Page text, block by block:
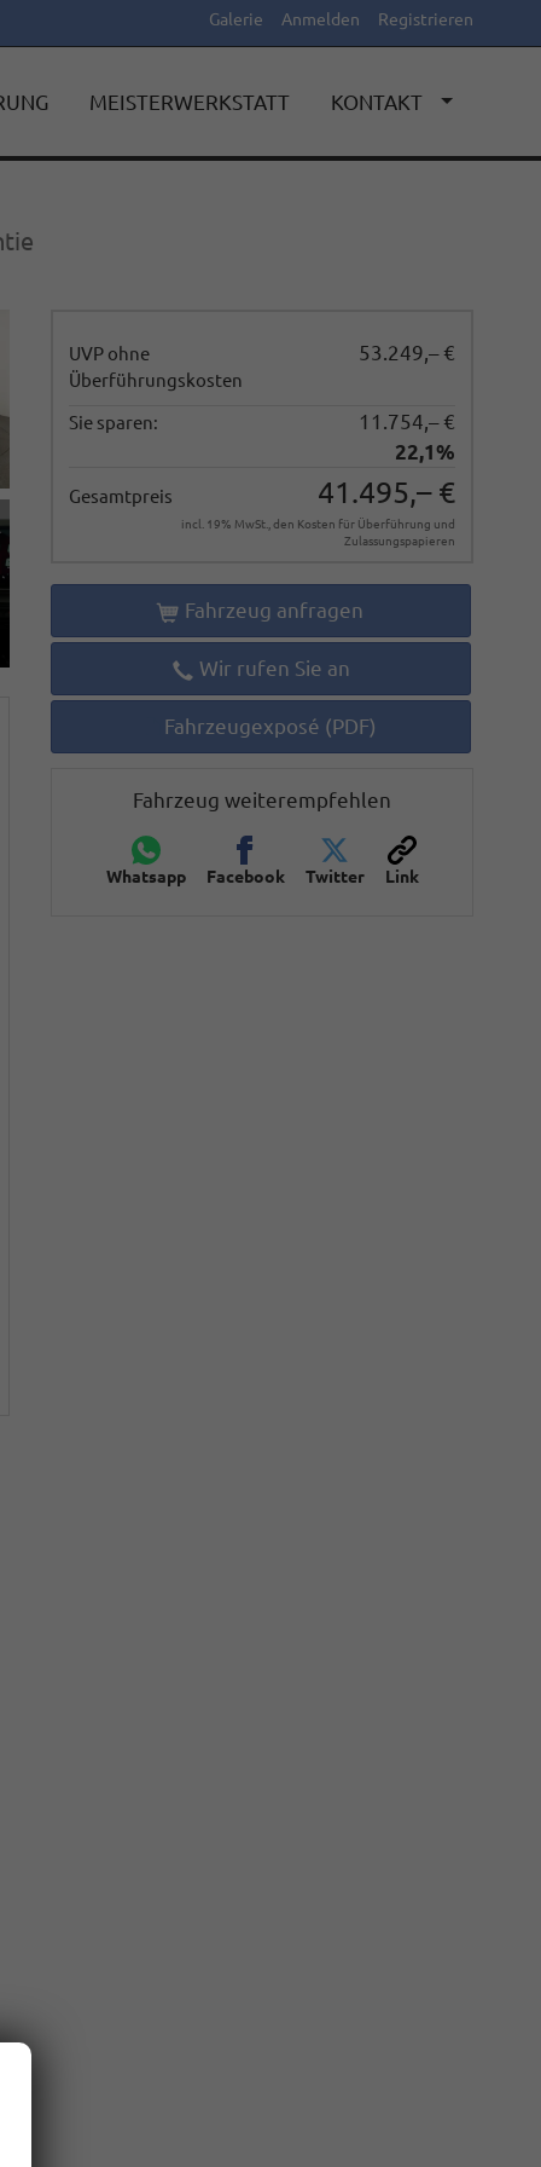
Galerie Anmelden Registrieren
MEISTERWERKSTATT KONTAKT
UVP ohne
Überführungskosten
53.249,– €
Sie sparen:
11.754,– €
22,1%
Gesamtpreis 41.495,– €
incl. 19% MwSt., den Kosten für Überführung und
Zulassungspapieren
Fahrzeug anfragen
Wir rufen Sie an
Fahrzeugexposé (PDF)
Fahrzeug weiterempfehlen
Whatsapp Facebook Twitter Link